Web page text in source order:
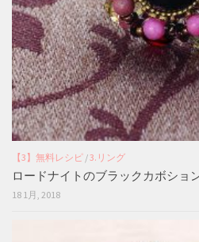
【3】無料レシピ /3.リング
ロードナイトのブラックカボショ
18 1月, 2018